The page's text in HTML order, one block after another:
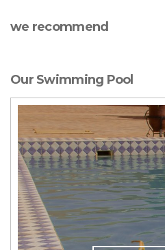
we recommend
Our Swimming Pool